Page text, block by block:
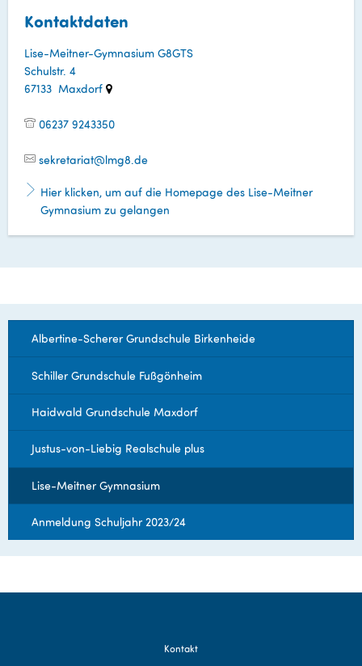
Kontaktdaten
Lise-Meitner-Gymnasium G8GTS
Schulstr. 4
67133 Maxdorf
06237 9243350
sekretariat@lmg8.de
Hier klicken, um auf die Homepage des Lise-Meitner
Gymnasium zu gelangen
Albertine-Scherer Grundschule Birkenheide
Schiller Grundschule Fußgönheim
Haidwald Grundschule Maxdorf
Justus-von-Liebig Realschule plus
Lise-Meitner Gymnasium
Anmeldung Schuljahr 2023/24
Kontakt